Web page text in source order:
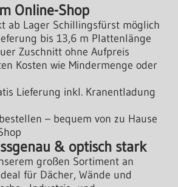
Online-Shop
ab Lager Schillingsfürst möglich
bis 13,6 m Plattenlänge
Zuschnitt ohne Aufpreis
Kosten wie Mindermenge oder
Lieferung inkl. Kranentladung
– bequem von zu Hause
& optisch stark
großen Sortiment an
für Dächer, Wände und